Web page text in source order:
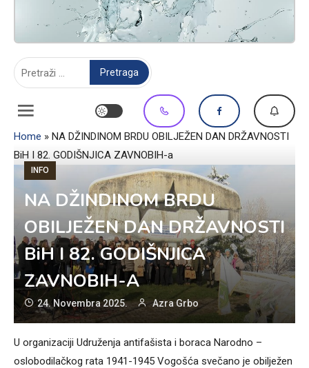
Home » NA DŽINDINOM BRDU OBILJEŽEN DAN DRŽAVNOSTI
BiH I 82. GODIŠNJICA ZAVNOBIH-a
INFO
NA DŽINDINOM BRDU
OBILJEŽEN DAN DRŽAVNOSTI
BiH I 82. GODIŠNJICA
ZAVNOBIH-A
24. Novembra 2025. Azra Grbo
U organizaciji Udruženja antifašista i boraca Narodno –
oslobodilačkog rata 1941-1945 Vogošća svečano je obilježen